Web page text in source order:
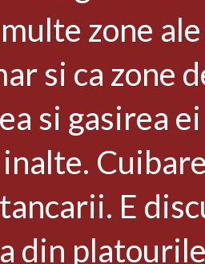
zone
si ca zone
si gasirea
E
din